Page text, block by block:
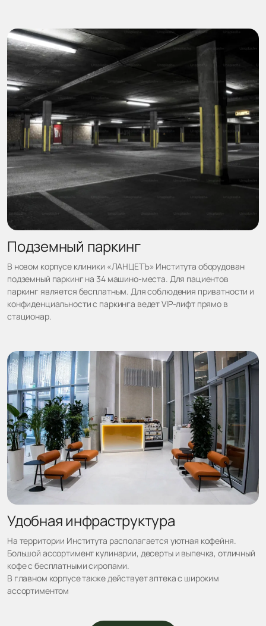
Подземный паркинг
В новом корпусе клиники «ЛАНЦЕТЪ» Института оборудован
подземный паркинг на 34 машино-места. Для пациентов
паркинг является бесплатным. Для соблюдения приватности и
конфиденциальности с паркинга ведет VIP-лифт прямо в
стационар.
Удобная инфраструктура
На территории Института располагается уютная кофейня.
Большой ассортимент кулинарии, десерты и выпечка, отличный
кофе с бесплатными сиропами.
В главном корпусе также действует аптека с широким
ассортиментом